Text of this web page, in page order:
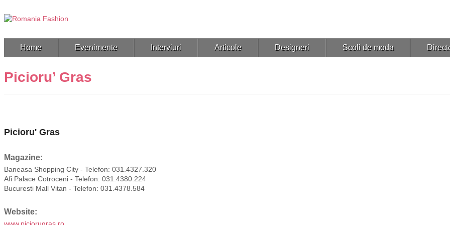
Home Evenimente Interviuri Articole Designeri Scoli de moda
Picioru’ Gras
Picioru' Gras
Magazine:
Baneasa Shopping City - Telefon: 031.4327.320
Afi Palace Cotroceni - Telefon: 031.4380.224
Bucuresti Mall Vitan - Telefon: 031.4378.584
Website: